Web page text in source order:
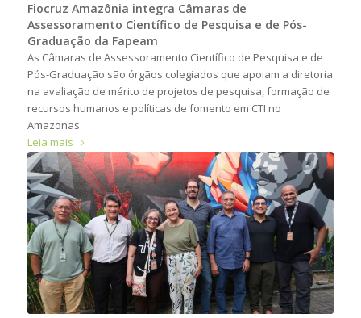
Fiocruz Amazônia integra Câmaras de
Assessoramento Científico de Pesquisa e de Pós-
Graduação da Fapeam
As Câmaras de Assessoramento Científico de Pesquisa e de
Pós-Graduação são órgãos colegiados que apoiam a diretoria
na avaliação de mérito de projetos de pesquisa, formação de
recursos humanos e políticas de fomento em CTI no
Amazonas
Leia mais